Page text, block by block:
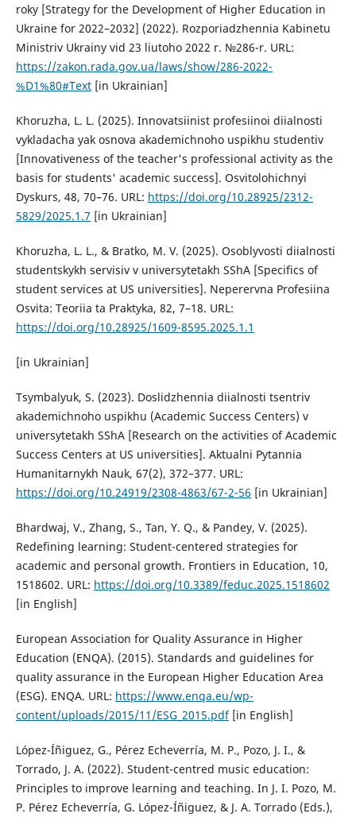
roky [Strategy for the Development of Higher Education in
Ukraine for 2022–2032] (2022). Rozporiadzhennia Kabinetu
Ministriv Ukrainy vid 23 liutoho 2022 r. №286-r. URL:
https://zakon.rada.gov.ua/laws/show/286-2022-
%D1%80#Text[in Ukrainian]
Khoruzha, L. L. (2025). Innovatsiinist profesiinoi diialnosti
vykladacha yak osnova akademichnoho uspikhu studentiv
[Innovativeness of the teacher's professional activity as the
basis for students' academic success]. Osvitolohichnyi
Dyskurs, 48, 70–76. URL: https://doi.org/10.28925/2312-
5829/2025.1.7 [in Ukrainian]
Khoruzha, L. L., & Bratko, M. V. (2025). Osoblyvosti diialnosti
studentskykh servisiv v universytetakh SShA [Specifics of
student services at US universities]. Neperervna Profesiina
Osvita: Teoriia ta Praktyka, 82, 7–18. URL:
https://doi.org/10.28925/1609-8595.2025.1.1
[in Ukrainian]
Tsymbalyuk, S. (2023). Doslidzhennia diialnosti tsentriv
akademichnoho uspikhu (Academic Success Centers) v
universytetakh SShA [Research on the activities of Academic
Success Centers at US universities]. Aktualni Pytannia
Humanitarnykh Nauk, 67(2), 372–377. URL:
https://doi.org/10.24919/2308-4863/67-2-56 [in Ukrainian]
Bhardwaj, V., Zhang, S., Tan, Y. Q., & Pandey, V. (2025).
Redefining learning: Student-centered strategies for
academic and personal growth. Frontiers in Education, 10,
1518602. URL: https://doi.org/10.3389/feduc.2025.1518602
[in English]
European Association for Quality Assurance in Higher
Education (ENQA). (2015). Standards and guidelines for
quality assurance in the European Higher Education Area
(ESG). ENQA. URL: https://www.enqa.eu/wp-
content/uploads/2015/11/ESG_2015.pdf[in English]
López-Íñiguez, G., Pérez Echeverría, M. P., Pozo, J. I., &
Torrado, J. A. (2022). Student-centred music education:
Principles to improve learning and teaching. In J. I. Pozo, M.
P. Pérez Echeverría, G. López-Íñiguez, & J. A. Torrado (Eds.),